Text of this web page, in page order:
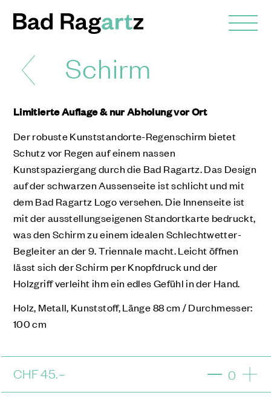
Schirm
Limitierte Auflage & nur Abholung vor Ort
Der robuste Kunststandorte-Regenschirm bietet
Schutz vor Regen auf einem nassen
Kunstspaziergang durch die Bad Ragartz. Das Design
auf der schwarzen Aussenseite ist schlicht und mit
dem Bad Ragartz Logo versehen. Die Innenseite ist
mit der ausstellungseigenen Standortkarte bedruckt,
was den Schirm zu einem idealen Schlechtwetter-
Begleiter an der 9. Triennale macht. Leicht öffnen
lässt sich der Schirm per Knopfdruck und der
Holzgriff verleiht ihm ein edles Gefühl in der Hand.
Holz, Metall, Kunststoff,Länge 88 cm / Durchmesser:
100 cm
CHF45 .– 0